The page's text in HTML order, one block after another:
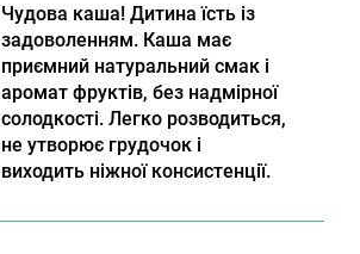
Чудова каша! Дитина їсть із
задоволенням. Каша має
приємний натуральний смак і
аромат фруктів, без надмірної
солодкості. Легко розводиться,
не утворює грудочок і
виходить ніжної консистенції.